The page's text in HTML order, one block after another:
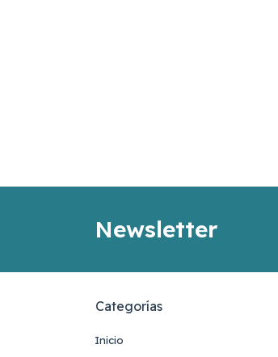
Newsletter
Categorías
Inicio